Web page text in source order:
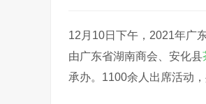
12月10日下午，2021年广
由广东省湖南商会、安化县
承办。1100余人出席活动